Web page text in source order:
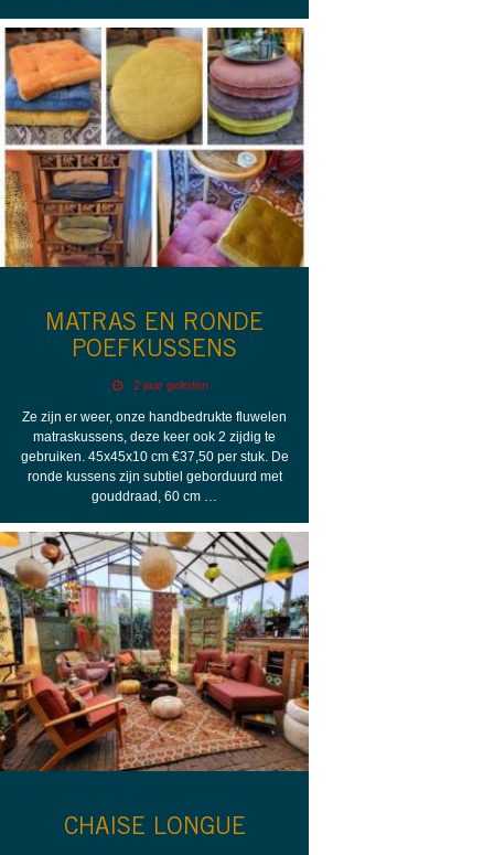
MATRAS EN RONDE
POEFKUSSENS
2 jaar geleden
Ze zijn er weer, onze handbedrukte fluwelen
matraskussens, deze keer ook 2 zijdig te
gebruiken. 45x45x10 cm €37,50 per stuk. De
ronde kussens zijn subtiel geborduurd met
gouddraad, 60 cm …
CHAISE LONGUE